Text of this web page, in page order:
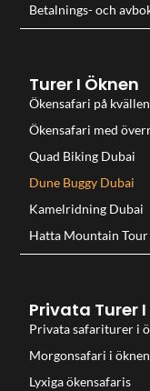
Betalnings- och
Turer I Öknen
Ökensafari på kvällen
Ökensafari med
Quad Biking Dubai
Dune Buggy Dubai
Kamelridning Dubai
Hatta Mountain Tour
Privata Turer
Privata safariturer i
Morgonsafari i
Lyxiga ökensafaris